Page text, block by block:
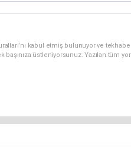
kabul etmiş bulunuyor ve
başınıza üstleniyorsunuz. Yazılan tüm